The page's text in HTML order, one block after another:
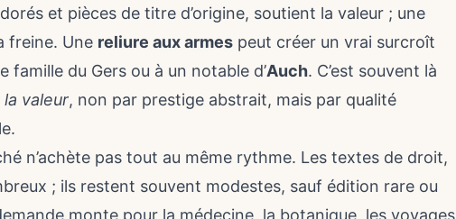
et pièces de titre d’origine, soutient la valeur ; une
freine. Une reliure aux armes peut créer un vrai surcroît
famille du Gers ou à un notable d’Auch. C’est souvent là
valeur, non par prestige abstrait, mais par qualité
n’achète pas tout au même rythme. Les textes de droit,
; ils restent souvent modestes, sauf édition rare ou
monte pour la médecine, la botanique, les voyages,